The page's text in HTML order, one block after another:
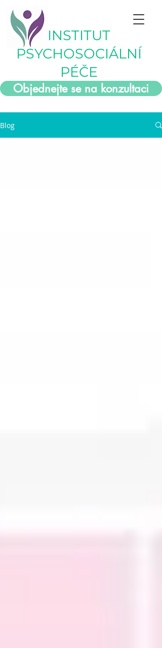
INSTITUT
PSYCHOSOCIÁLNÍ
PÉČE
Objednejte se na konzultaci
Blog